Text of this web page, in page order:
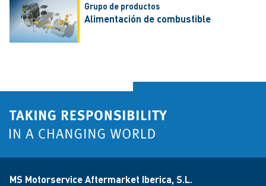
Grupo de productos
Alimentación de combustible
MS Motorservice Aftermarket Iberica, S.L.